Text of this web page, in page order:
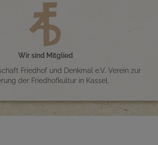
Wir sind Mitglied
Friedhof und Denkmal e.V. Verein zur
der Friedhofkultur in Kassel.